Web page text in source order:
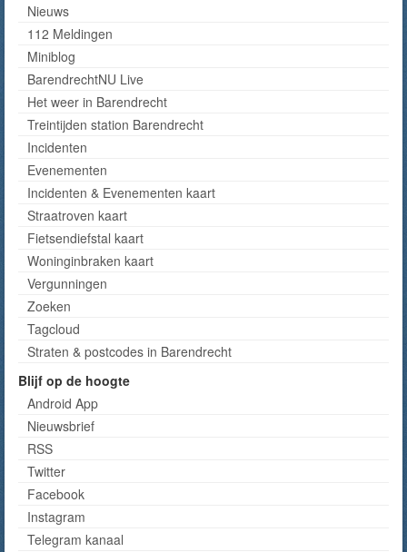
Nieuws
112 Meldingen
Miniblog
BarendrechtNU Live
Het weer in Barendrecht
Treintijden station Barendrecht
Incidenten
Evenementen
Incidenten & Evenementen kaart
Straatroven kaart
Fietsendiefstal kaart
Woninginbraken kaart
Vergunningen
Zoeken
Tagcloud
Straten & postcodes in Barendrecht
Blijf op de hoogte
Android App
Nieuwsbrief
RSS
Twitter
Facebook
Instagram
Telegram kanaal